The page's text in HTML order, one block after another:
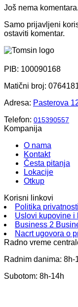
Još nema komentara.
Samo prijavljeni
ostaviti komentar.
PIB: 100090168
Matični broj:
Adresa: Pasterova
Telefon: 015390557
Kompanija
O nama
Kontakt
Česta pitanja
Lokacije
Otkup
Korisni linkovi
Politika privatnosti
Uslovi kupovine i
Business 2
Nacrt ugovora o
Radno vreme
Radnim danima: 8h-
Subotom: 8h-14h